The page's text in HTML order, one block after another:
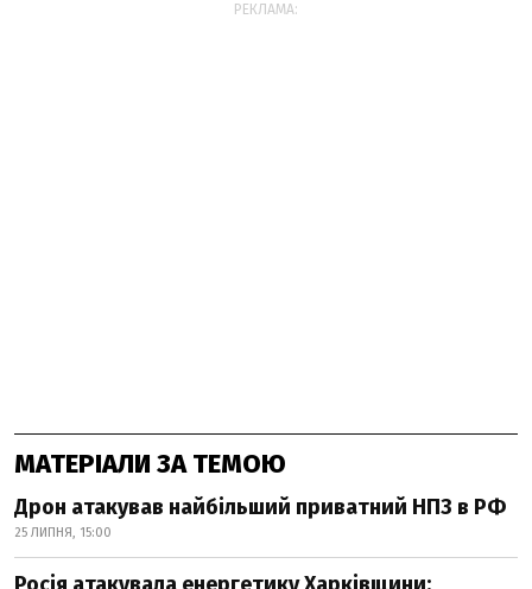
РЕКЛАМА:
МАТЕРІАЛИ ЗА ТЕМОЮ
Дрон атакував найбільший приватний НПЗ в РФ
25 ЛИПНЯ, 15:00